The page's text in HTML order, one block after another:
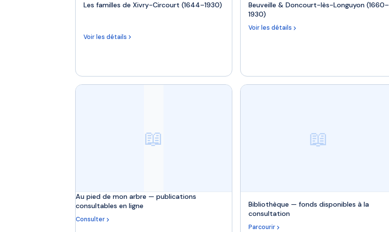
Les familles de Xivry-Circourt (1644–1930)
Voir les détails
Beuveille & Doncourt-lès-Longuyon (1660–
1930)
Voir les détails
📖
Au pied de mon arbre — publications
consultables en ligne
Consulter
📖
Bibliothèque — fonds disponibles à la
consultation
Parcourir